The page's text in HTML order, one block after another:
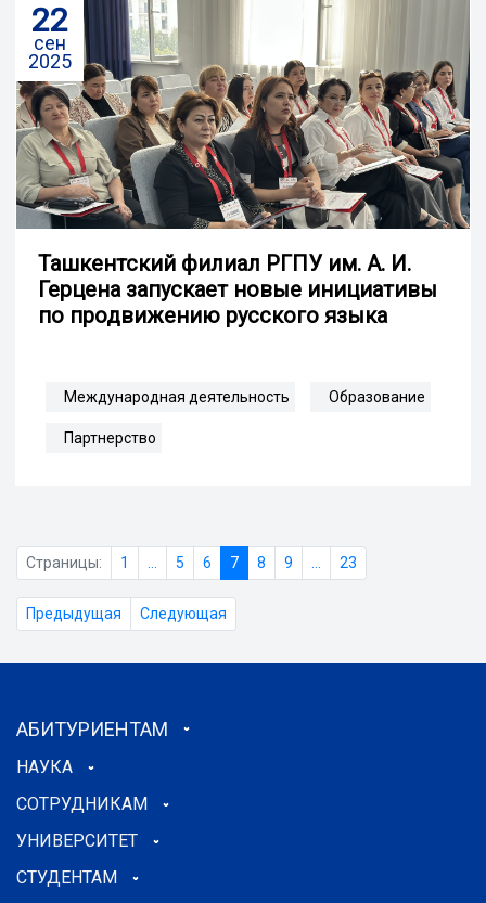
22
сен
2025
Ташкентский филиал РГПУ им. А. И.
Герцена запускает новые инициативы
по продвижению русского языка
Международная деятельность Образование
Партнерство
Страницы: 1 5 6 7 8 9 23
Предыдущая Следующая
АБИТУРИЕНТАМ
НАУКА
СОТРУДНИКАМ
УНИВЕРСИТЕТ
СТУДЕНТАМ